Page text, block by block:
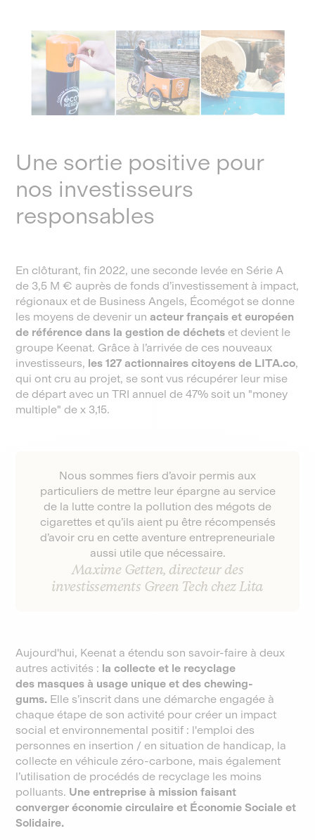
Une sortie positive pour
nos investisseurs
responsables
En clôturant, fin 2022, une seconde levée en Série A
de 3,5 M € auprès de fonds d’investissement à impact,
régionaux et de Business Angels, Écomégot se donne
les moyens de devenir unacteur français et européen
de référence dans la gestion de déchets et devient le
groupe Keenat. Grâce à l’arrivée de ces nouveaux
investisseurs, les 127 actionnaires citoyens de LITA.co,
qui ont cru au projet, se sont vus récupérer leur mise
de départ avec un TRI annuel de 47% soit un "money
multiple" de x 3,15.
Nous sommes fiers d’avoir permis aux
particuliers de mettre leur épargne au service
de la lutte contre la pollution des mégots de
cigarettes et qu’ils aient pu être récompensés
d’avoir cru en cette aventure entrepreneuriale
aussi utile que nécessaire.
Maxime Getten, directeur des
investissements Green Tech chez Lita
Aujourd'hui, Keenat a étendu son savoir-faire à deux
autres activités : la collecte et le recyclage
des masques à usage unique et des chewing-
gums. Elle s’inscrit dans une démarche engagée à
chaque étape de son activité pour créer un impact
social et environnemental positif : l'emploi des
personnes en insertion / en situation de handicap, la
collecte en véhicule zéro-carbone, mais également
l’utilisation de procédés de recyclage les moins
polluants. Une entreprise à mission faisant
converger économie circulaire et Économie Sociale et
Solidaire.